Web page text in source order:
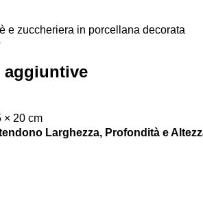
e zuccheriera in porcellana decorata
aggiuntive
× 20 cm
Larghezza, Profondità e